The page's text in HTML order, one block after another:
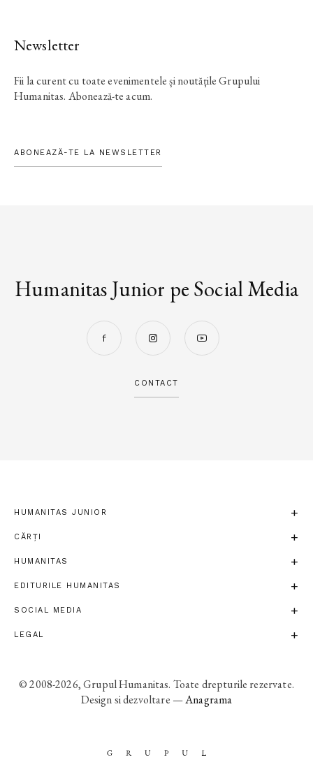
Newsletter
Fii la curent cu toate evenimentele și noutățile Grupului
Humanitas. Abonează-te acum.
ABONEAZĂ-TE LA NEWSLETTER
Humanitas Junior pe Social Media
CONTACT
HUMANITAS JUNIOR
CĂRȚI
HUMANITAS
EDITURILE HUMANITAS
SOCIAL MEDIA
LEGAL
© 2008-2026, Grupul Humanitas. Toate drepturile rezervate.
Design si dezvoltare —Anagrama